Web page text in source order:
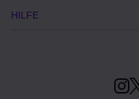
HILFE